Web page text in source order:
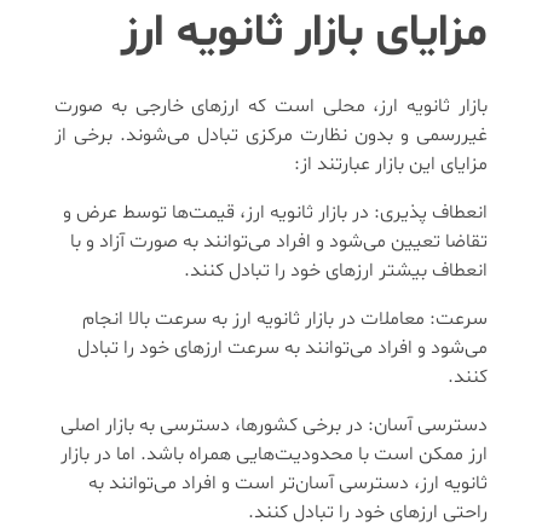
مزایای بازار ثانویه ارز
بازار ثانویه ارز، محلی است که ارزهای خارجی به صورت
غیررسمی و بدون نظارت مرکزی تبادل می‌شوند. برخی از
مزایای این بازار عبارتند از:
انعطاف پذیری: در بازار ثانویه ارز، قیمت‌ها توسط عرض و
تقاضا تعیین می‌شود و افراد می‌توانند به صورت آزاد و با
انعطاف بیشتر ارزهای خود را تبادل کنند.
سرعت: معاملات در بازار ثانویه ارز به سرعت بالا انجام
می‌شود و افراد می‌توانند به سرعت ارزهای خود را تبادل
کنند.
دسترسی آسان: در برخی کشورها، دسترسی به بازار اصلی
ارز ممکن است با محدودیت‌هایی همراه باشد. اما در بازار
ثانویه ارز، دسترسی آسان‌تر است و افراد می‌توانند به
راحتی ارزهای خود را تبادل کنند.